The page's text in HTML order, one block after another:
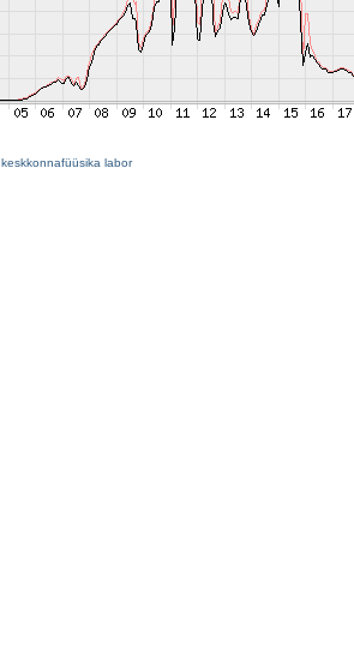
keskkonnafüüsika labor